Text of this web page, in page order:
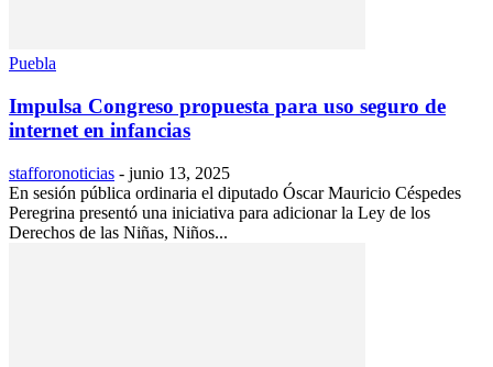
Puebla
Impulsa Congreso propuesta para uso seguro de
internet en infancias
stafforonoticias - junio 13, 2025
En sesión pública ordinaria el diputado Óscar Mauricio Céspedes
Peregrina presentó una iniciativa para adicionar la Ley de los
Derechos de las Niñas, Niños...